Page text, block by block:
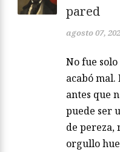
pared
agosto 07,
No fue
acabó
antes que
puede ser
de pereza,
orgullo